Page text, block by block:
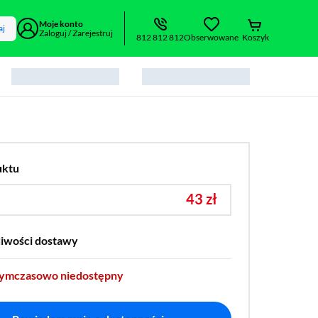
Moje konto
Zaloguj / Zarejestruj
812 812 812Obserwowane Koszyk
43 zł
dostawy
niedostępny